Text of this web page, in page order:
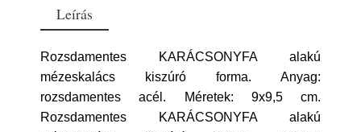
Leírás
Rozsdamentes KARÁCSONYFA alakú
mézeskalács kiszúró forma. Anyag:
rozsdamentes acél. Méretek: 9x9,5 cm.
Rozsdamentes KARÁCSONYFA alakú